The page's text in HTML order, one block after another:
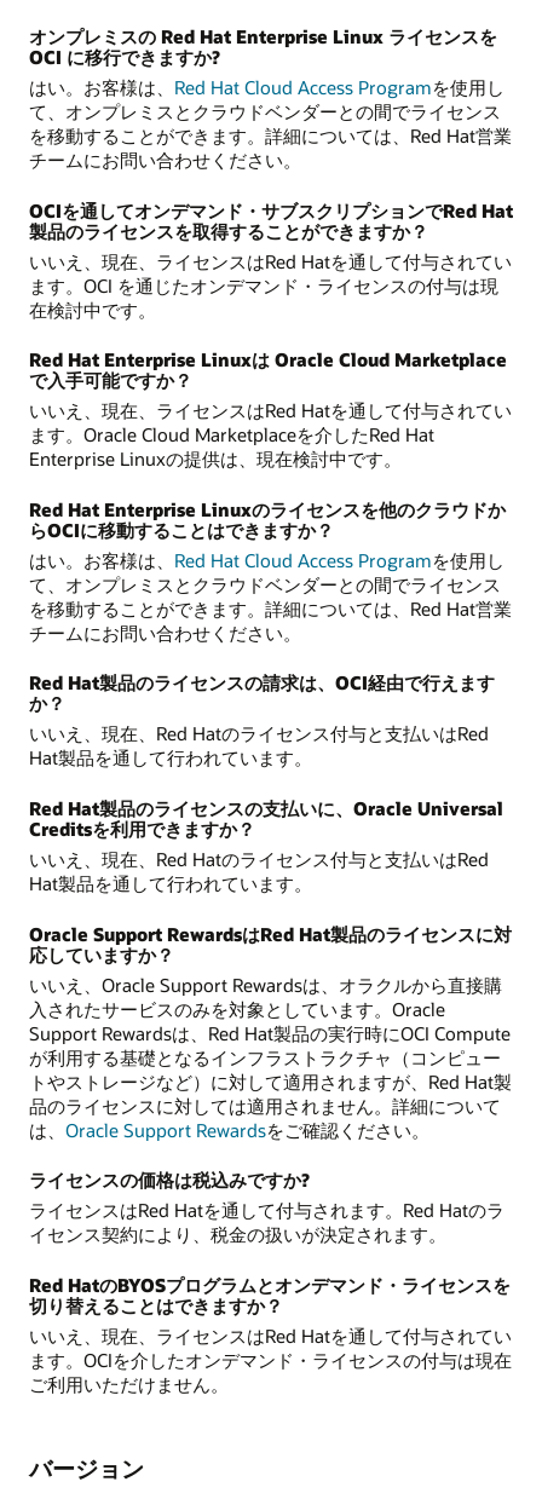
オンプレミスの Red Hat Enterprise Linux ライセンスを
OCI に移行できますか?
はい。お客様は、 Red Hat Cloud Access Programを使用し
て、オンプレミスとクラウドベンダーとの間でライセンス
を移動することができます。詳細については、Red Hat営業
チームにお問い合わせください。
OCIを通してオンデマンド・サブスクリプションでRed Hat
製品のライセンスを取得することができますか？
いいえ、現在、ライセンスはRed Hatを通して付与されてい
ます。OCI を通じたオンデマンド・ライセンスの付与は現
在検討中です。
Red Hat Enterprise Linuxは Oracle Cloud Marketplace
で入手可能ですか？
いいえ、現在、ライセンスはRed Hatを通して付与されてい
ます。Oracle Cloud Marketplaceを介したRed Hat
Enterprise Linuxの提供は、現在検討中です。
Red Hat Enterprise Linuxのライセンスを他のクラウドか
らOCIに移動することはできますか？
はい。お客様は、 Red Hat Cloud Access Programを使用し
て、オンプレミスとクラウドベンダーとの間でライセンス
を移動することができます。詳細については、Red Hat営業
チームにお問い合わせください。
Red Hat製品のライセンスの請求は、OCI経由で行えます
か？
いいえ、現在、Red Hatのライセンス付与と支払いはRed
Hat製品を通して行われています。
Red Hat製品のライセンスの支払いに、Oracle Universal
Creditsを利用できますか？
いいえ、現在、Red Hatのライセンス付与と支払いはRed
Hat製品を通して行われています。
Oracle Support RewardsはRed Hat製品のライセンスに対
応していますか？
いいえ、Oracle Support Rewardsは、オラクルから直接購
入されたサービスのみを対象としています。Oracle
Support Rewardsは、Red Hat製品の実行時にOCI Compute
が利用する基礎となるインフラストラクチャ（コンピュー
トやストレージなど）に対して適用されますが、Red Hat製
品のライセンスに対しては適用されません。詳細について
は、 Oracle Support Rewardsをご確認ください。
ライセンスの価格は税込みですか?
ライセンスはRed Hatを通して付与されます。Red Hatのラ
イセンス契約により、税金の扱いが決定されます。
Red HatのBYOSプログラムとオンデマンド・ライセンスを
切り替えることはできますか？
いいえ、現在、ライセンスはRed Hatを通して付与されてい
ます。OCIを介したオンデマンド・ライセンスの付与は現在
ご利用いただけません。
バージョン